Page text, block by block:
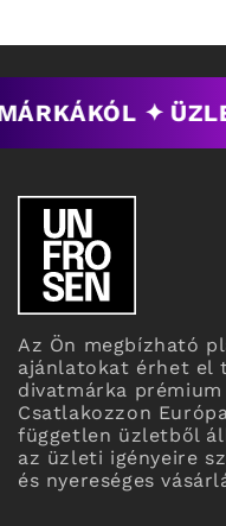
✦
Az Ön megbízható
ajánlatokat érhet el
divatmárka
Csatlakozzon
független üzletből
az üzleti igényeire
és nyereséges